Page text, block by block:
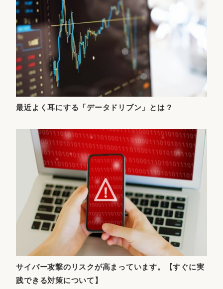
最近よく耳にする「データドリブン」とは？
サイバー攻撃のリスクが高まっています。【すぐに実
践できる対策について】